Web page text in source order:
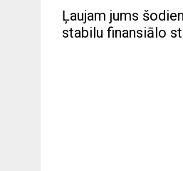
Ļaujam jums
stabilu finansiālo